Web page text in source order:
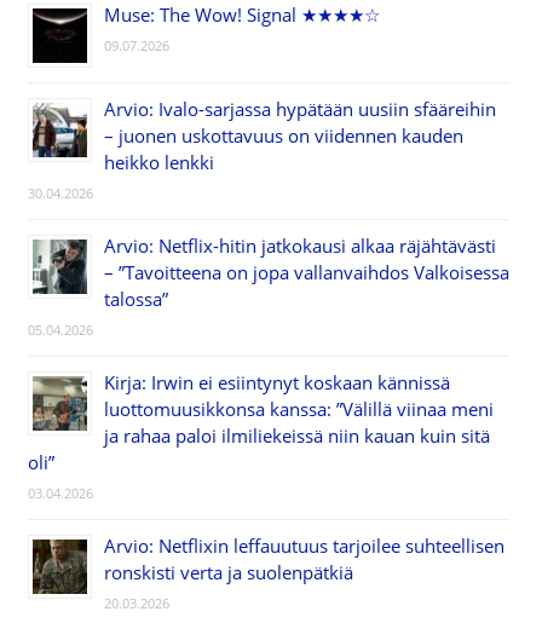
Muse: The Wow! Signal ★★★★☆
09.07.2026
Arvio: Ivalo-sarjassa hypätään uusiin sfääreihin
– juonen uskottavuus on viidennen kauden
heikko lenkki
30.04.2026
Arvio: Netflix-hitin jatkokausi alkaa räjähtävästi
– ”Tavoitteena on jopa vallanvaihdos Valkoisessa
talossa”
05.04.2026
Kirja: Irwin ei esiintynyt koskaan kännissä
luottomuusikkonsa kanssa: ”Välillä viinaa meni
ja rahaa paloi ilmiliekeissä niin kauan kuin sitä
oli”
03.04.2026
Arvio: Netflixin leffauutuus tarjoilee suhteellisen
ronskisti verta ja suolenpätkiä
20.03.2026